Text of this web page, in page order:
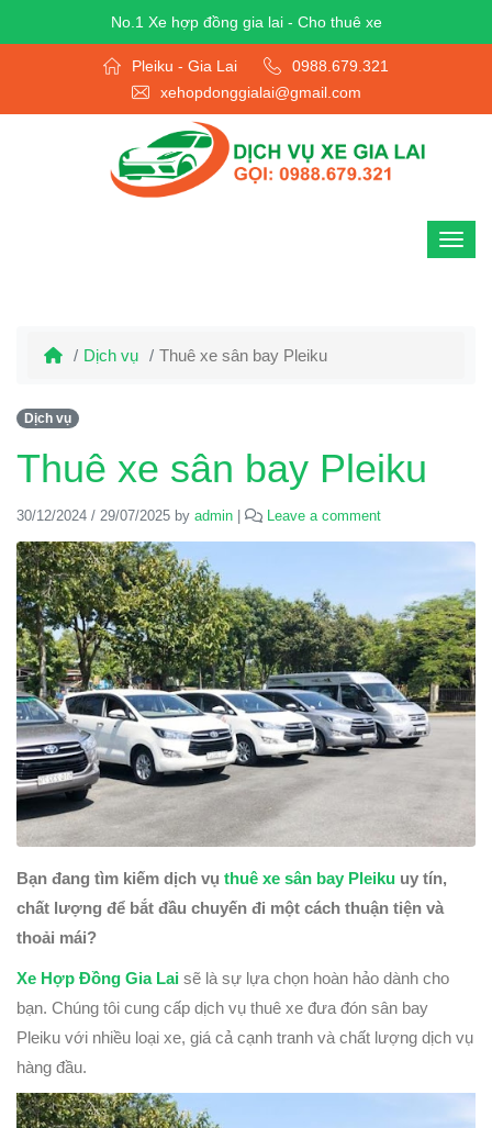
No.1 Xe hợp đồng gia lai - Cho thuê xe
Pleiku - Gia Lai
0988.679.321
xehopdonggialai@gmail.com
Dịch vụ Thuê xe sân bay Pleiku
Dịch vụ
Thuê xe sân bay Pleiku
30/12/2024 / 29/07/2025 by admin Leave a comment
Bạn đang tìm kiếm dịch vụ thuê xe sân bay Pleiku uy tín,
chất lượng để bắt đầu chuyến đi một cách thuận tiện và
thoải mái?
Xe Hợp Đồng Gia Lai sẽ là sự lựa chọn hoàn hảo dành cho
bạn. Chúng tôi cung cấp dịch vụ thuê xe đưa đón sân bay
Pleiku với nhiều loại xe, giá cả cạnh tranh và chất lượng dịch vụ
hàng đầu.